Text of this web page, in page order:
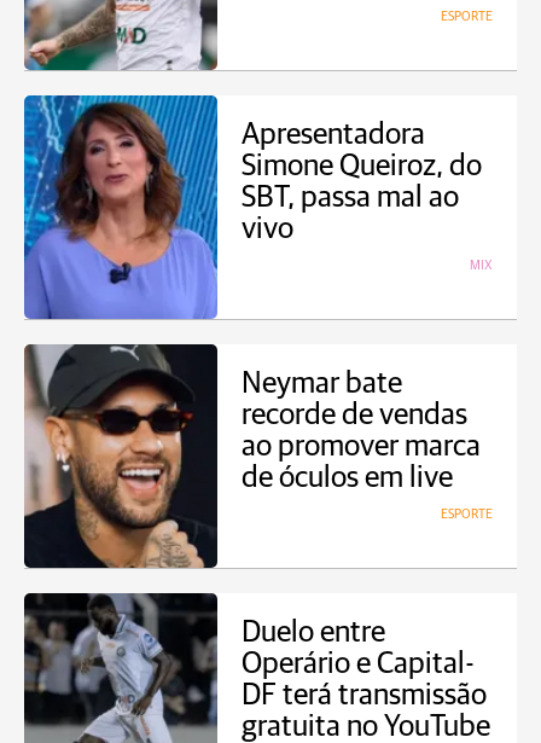
ESPORTE
Apresentadora
Simone Queiroz, do
SBT, passa mal ao
vivo
MIX
Neymar bate
recorde de vendas
ao promover marca
de óculos em live
ESPORTE
Duelo entre
Operário e Capital-
DF terá transmissão
gratuita no YouTube